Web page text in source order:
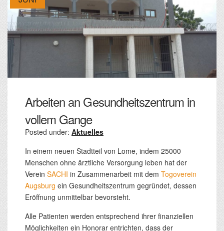
Arbeiten an Gesundheitszentrum in
vollem Gange
Posted under: Aktuelles
In einem neuen Stadtteil von Lome, indem 25000
Menschen ohne ärztliche Versorgung leben hat der
Verein SACHI in Zusammenarbeit mit dem Togoverein
Augsburg ein Gesundheitszentrum gegründet, dessen
Eröffnung unmittelbar bevorsteht.
Alle Patienten werden entsprechend ihrer finanziellen
Möglichkeiten ein Honorar entrichten, dass der